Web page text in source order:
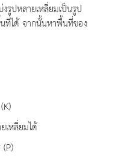
รูปหลายเหลี่ยมเป็นรูป
ที่ได้ จากนั้นหาพื้นที่ของ
ยมได้